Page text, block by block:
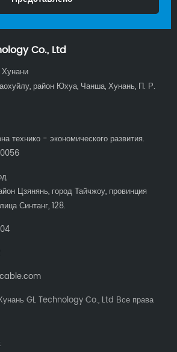
Co., Ltd
район Юхуа, Чанша, Хунань, П. Р.
технико - экономического развития.
Цзянянь, город Тайчжоу, провинция
Синтанг, 128.
GL Technology Co., Ltd Все права